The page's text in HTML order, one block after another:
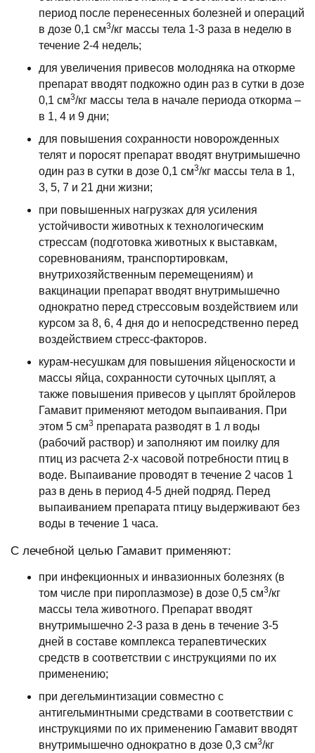
период после перенесенных болезней и операций
в дозе 0,1 см3/кг массы тела 1-3 раза в неделю в
течение 2-4 недель;
для увеличения привесов молодняка на откорме
препарат вводят подкожно один раз в сутки в дозе
0,1 см3/кг массы тела в начале периода откорма –
в 1, 4 и 9 дни;
для повышения сохранности новорожденных
телят и поросят препарат вводят внутримышечно
один раз в сутки в дозе 0,1 см3/кг массы тела в 1,
3, 5, 7 и 21 дни жизни;
при повышенных нагрузках для усиления
устойчивости животных к технологическим
стрессам (подготовка животных к выставкам,
соревнованиям, транспортировкам,
внутрихозяйственным перемещениям) и
вакцинации препарат вводят внутримышечно
однократно перед стрессовым воздействием или
курсом за 8, 6, 4 дня до и непосредственно перед
воздействием стресс-факторов.
курам-несушкам для повышения яйценоскости и
массы яйца, сохранности суточных цыплят, а
также повышения привесов у цыплят бройлеров
Гамавит применяют методом выпаивания. При
этом 5 см3 препарата разводят в 1 л воды
(рабочий раствор) и заполняют им поилку для
птиц из расчета 2-х часовой потребности птиц в
воде. Выпаивание проводят в течение 2 часов 1
раз в день в период 4-5 дней подряд. Перед
выпаиванием препарата птицу выдерживают без
воды в течение 1 часа.
С лечебной целью Гамавит применяют:
при инфекционных и инвазионных болезнях (в
том числе при пироплазмозе) в дозе 0,5 см3/кг
массы тела животного. Препарат вводят
внутримышечно 2-3 раза в день в течение 3-5
дней в составе комплекса терапевтических
средств в соответствии с инструкциями по их
применению;
при дегельминтизации совместно с
антигельминтными средствами в соответствии с
инструкциями по их применению Гамавит вводят
внутримышечно однократно в дозе 0,3 см3/кг